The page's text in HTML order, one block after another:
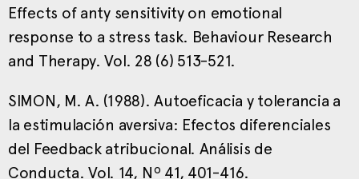
Effects of anty sensitivity on emotional
response to a stress task. Behaviour Research
and Therapy. Vol. 28 (6) 513-521.
SIMON, M. A. (1988). Autoeficacia y tolerancia a
la estimulación aversiva: Efectos diferenciales
del Feedback atribucional. Análisis de
Conducta. Vol. 14, Nº 41, 401-416.